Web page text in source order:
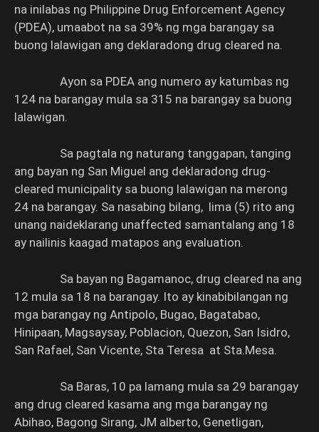
na inilabas ng Philippine Drug Enforcement Agency
(PDEA), umaabot na sa 39% ng mga barangay sa
buong lalawigan ang deklaradong drug cleared na.
Ayon sa PDEA ang numero ay katumbas ng
124 na barangay mula sa 315 na barangay sa buong
lalawigan.
Sa pagtala ng naturang tanggapan, tanging
ang bayan ng San Miguel ang deklaradong drug-
cleared municipality sa buong lalawigan na merong
24 na barangay. Sa nasabing bilang, lima (5) rito ang
unang naideklarang unaffected samantalang ang 18
ay nailinis kaagad matapos ang evaluation.
Sa bayan ng Bagamanoc, drug cleared na ang
12 mula sa 18 na barangay. Ito ay kinabibilangan ng
mga barangay ng Antipolo, Bugao, Bagatabao,
Hinipaan, Magsaysay, Poblacion, Quezon, San Isidro,
San Rafael, San Vicente, Sta Teresa at Sta.Mesa.
Sa Baras, 10 pa lamang mula sa 29 barangay
ang drug cleared kasama ang mga barangay ng
Abihao, Bagong Sirang, JM alberto, Genetligan,